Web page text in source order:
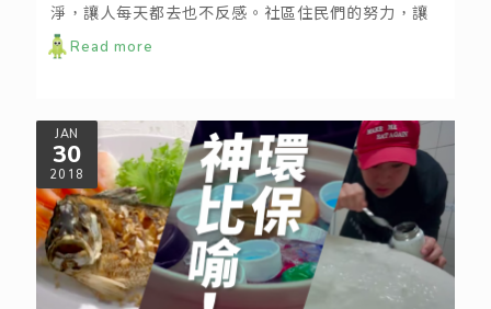
淨，讓人每天都去也不反感。社區住民們的努力，讓
倒垃圾也變成一種享受。
Read more
JAN
30
2018